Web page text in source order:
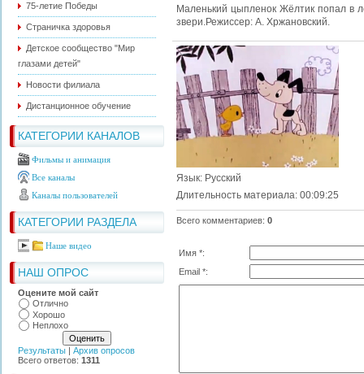
75-летие Победы
Страничка здоровья
Детское сообщество "Мир
глазами детей"
Новости филиала
Дистанционное обучение
КАТЕГОРИИ КАНАЛОВ
Фильмы и анимация
Все каналы
Каналы пользователей
КАТЕГОРИИ РАЗДЕЛА
Наше видео
НАШ ОПРОС
Оцените мой сайт
Отлично
Хорошо
Неплохо
Результаты | Архив опросов
Всего ответов: 1311
Маленький цыпленок Жёлтик попал в
звери.Режиссер: А. Хржановский.
Язык: Русский
Длительность материала: 00:09:25
Всего комментариев: 0
Имя *:
Email *: